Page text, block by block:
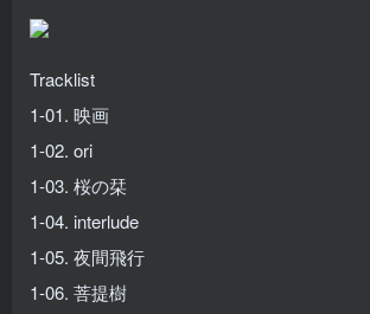
Tracklist
1-01. 映画
1-02. ori
1-03. 桜の栞
1-04. interlude
1-05. 夜間飛行
1-06. 菩提樹